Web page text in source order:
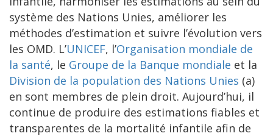
système des Nations Unies, améliorer les
méthodes d’estimation et suivre l’évolution vers
les OMD. L’UNICEF, l’Organisation mondiale de
la santé, le Groupe de la Banque mondiale et la
Division de la population des Nations Unies (a)
en sont membres de plein droit. Aujourd’hui, il
continue de produire des estimations fiables et
transparentes de la mortalité infantile afin de